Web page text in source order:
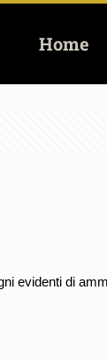
Home
evidenti di